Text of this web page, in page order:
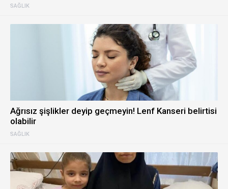
SAĞLIK
SAĞLIK
Ağrısız şişlikler deyip geçmeyin! Lenf Kanseri belirtisi
olabilir